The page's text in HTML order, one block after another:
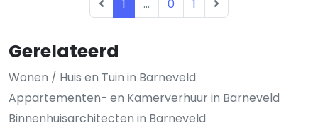
Gerelateerd
Wonen / Huis en Tuin in Barneveld
Appartementen- en Kamerverhuur in Barneveld
Binnenhuisarchitecten in Barneveld
1 ... 0 1